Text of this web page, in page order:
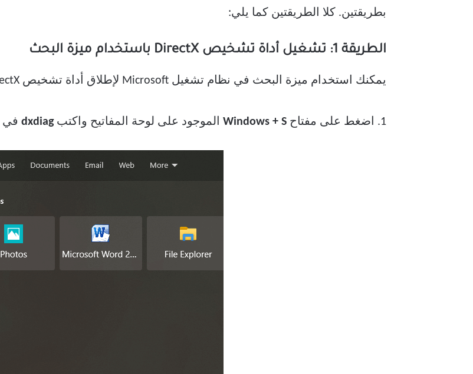
بطريقتين. كلا الطريقتين كما يلي:
الطريقة 1: تشغيل أداة تشخيص DirectX باستخدام ميزة البحث
يمكنك استخدام ميزة البحث في نظام تشغيل Microsoft لإطلاق أداة تشخيص DirectX.
1. اضغط على مفتاح الموجود على لوحة المفاتيح واكتبdxdiag في